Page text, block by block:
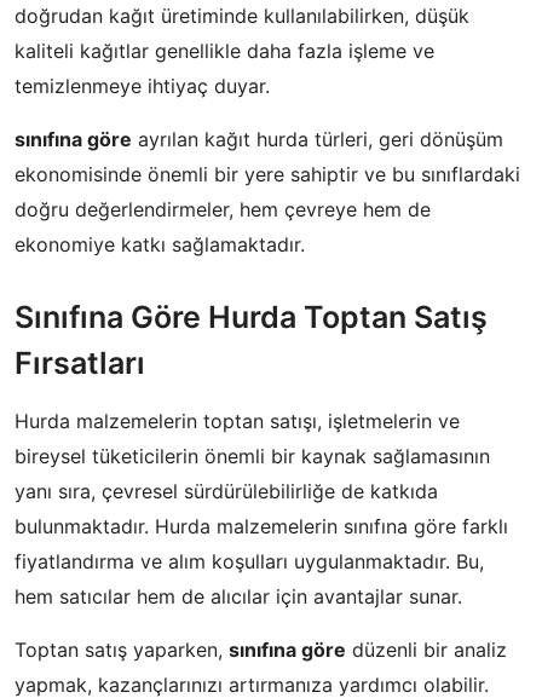
doğrudan kağıt üretiminde kullanılabilirken, düşük
kaliteli kağıtlar genellikle daha fazla işleme ve
temizlenmeye ihtiyaç duyar.
sınıfına göre ayrılan kağıt hurda türleri, geri dönüşüm
ekonomisinde önemli bir yere sahiptir ve bu sınıflardaki
doğru değerlendirmeler, hem çevreye hem de
ekonomiye katkı sağlamaktadır.
Sınıfına Göre Hurda Toptan Satış
Fırsatları
Hurda malzemelerin toptan satışı, işletmelerin ve
bireysel tüketicilerin önemli bir kaynak sağlamasının
yanı sıra, çevresel sürdürülebilirliğe de katkıda
bulunmaktadır. Hurda malzemelerin sınıfına göre farklı
fiyatlandırma ve alım koşulları uygulanmaktadır. Bu,
hem satıcılar hem de alıcılar için avantajlar sunar.
Toptan satış yaparken, sınıfına göre düzenli bir analiz
yapmak, kazançlarınızı artırmanıza yardımcı olabilir.